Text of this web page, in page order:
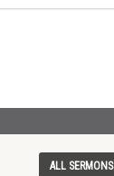
ALL SERMONS